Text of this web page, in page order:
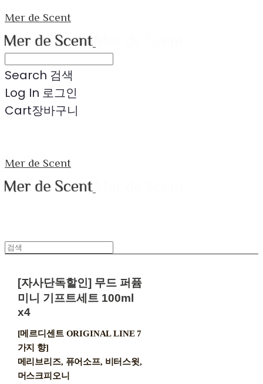
Mer de Scent
Search 검색
Log In 로그인
Cart장바구니
Mer de Scent
[자사단독할인] 무드 퍼퓸
미니 기프트세트 100ml
x4
[메르디센트 ORIGINAL LINE 7
가지 향]
메리브리즈, 퓨어소프, 비터스윗,
머스크피오니